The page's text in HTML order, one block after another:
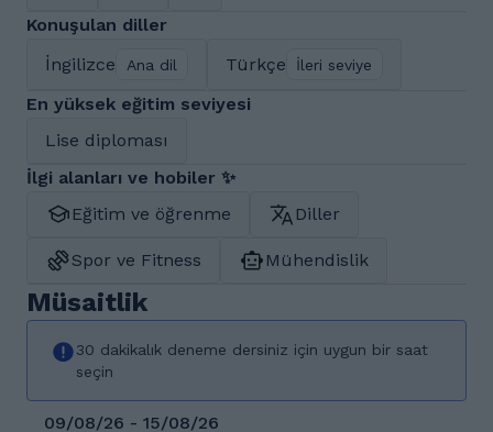
Konuşulan diller
İngilizce
Ana dil Türkçe İleri seviye
En yüksek eğitim seviyesi
Lise diploması
İlgi alanları ve hobiler ✨
Eğitim ve öğrenme
Diller
Spor ve Fitness Mühendislik
Müsaitlik
30 dakikalık deneme dersiniz için uygun bir saat
seçin
09/08/26 - 15/08/26